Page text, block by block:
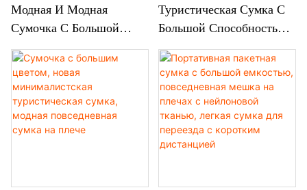
Модная И Модная
Сумочка С Большой
Способностью,
Повседневная Сумка Для
Наплечника,
Портативная И
Универсальная Сумка
Для Поперечного Тела
Туристическая Сумка С
Большой Способностью
Оксфорд, Простая И
Легкая Дорожная Сумка,
Повседневная
Спортивная Сумка Для
Плеча